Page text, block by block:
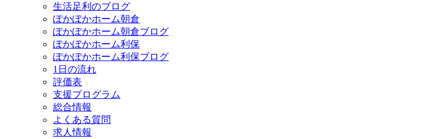
生活足利のブログ
ぽかぽかホーム朝倉
ぽかぽかホーム朝倉ブログ
ぽかぽかホーム利保
ぽかぽかホーム利保ブログ
1日の流れ
評価表
支援プログラム
総合情報
よくある質問
求人情報